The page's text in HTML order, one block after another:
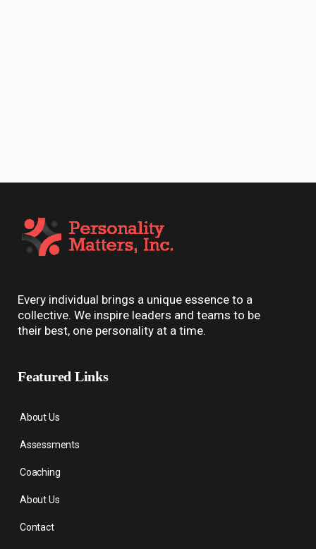
Every individual brings a unique essence to a
collective. We inspire leaders and teams to be
their best, one personality at a time.
Featured Links
About Us
Assessments
Coaching
About Us
Contact